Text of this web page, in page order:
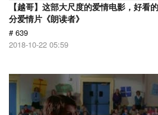
【越哥】这部大尺度的爱情电影，好看
分爱情片《朗读者》
# 639
2018-10-22 05:59